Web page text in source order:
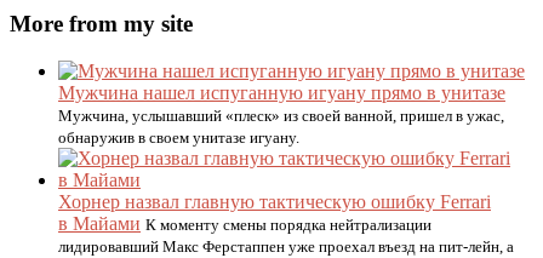
More from my site
Мужчина нашел испуганную игуану прямо в унитазе
Мужчина, услышавший «плеск» из своей ванной, пришел в ужас,
обнаружив в своем унитазе игуану.
Хорнер назвал главную тактическую ошибку Ferrari
в Майами К моменту смены порядка нейтрализации
лидировавший Макс Ферстаппен уже проехал въезд на пит-лейн, а